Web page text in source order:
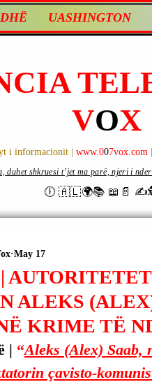
UASHINGTON
VOX
i informacionit | www.007vox.com
🕕 🇦🇱🌍📚 📖📄
duhet shkruesi t’jet ma parë, njeri i
ALEKS
KRIME TË
May 17
| “Aleks (Alex) Saab,
çavisto-